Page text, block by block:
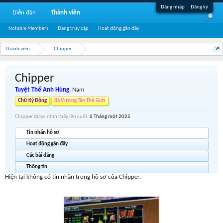
Đăng nhập Đăng ký
Thành viên Chipper
Chipper
Tuyệt Thế Anh Hùng, Nam
Chữ Ký Động Bá Vương Tân Thế Giới
Chipper được nhìn thấy lần cuối: 6 Tháng một 2025
Tin nhắn hồ sơ
Hoạt động gần đây
Các bài đăng
Thông tin
Hiện tại không có tin nhắn trong hồ sơ của Chipper.
Diễn đàn Thành viên
Notable Members Đang truy cập Hoạt động gần đây